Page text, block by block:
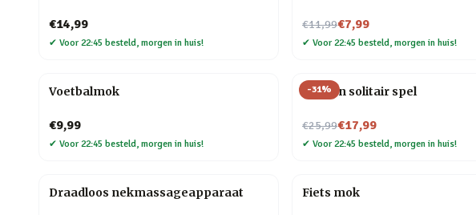
€14,99
✔ Voor 22:45 besteld, morgen in huis!
€11,99
Nu voor€7,99
✔ Voor 22:45 besteld, morgen in huis!
Voetbalmok
€9,99
✔ Voor 22:45 besteld, morgen in huis!
-31%
Houten solitair spel
€25,99
Nu voor€17,99
✔ Voor 22:45 besteld, morgen in huis!
Draadloos nekmassageapparaat Fiets mok